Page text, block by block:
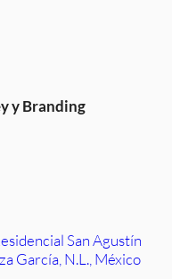
y Branding
San Agustín
García, N.L., México